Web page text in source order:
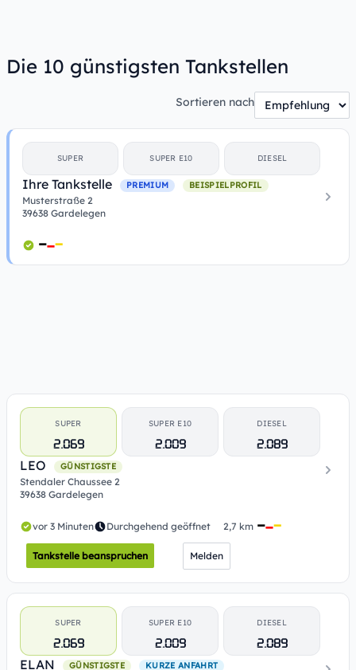
Die 10 günstigsten Tankstellen
Sortieren nach
SUPER SUPER E10 DIESEL
Ihre Tankstelle PREMIUM BEISPIELPROFIL
Musterstraße 2
39638 Gardelegen
SUPER
2.069
SUPER E10
2.009
DIESEL
2.089
LEO
GÜNSTIGSTE
Stendaler Chaussee 2
39638 Gardelegen
vor 3 Minuten Durchgehend geöffnet 2,7 km
Tankstelle beanspruchen Melden
SUPER
2.069
SUPER E10
2.009
DIESEL
2.089
ELAN
GÜNSTIGSTE KURZE ANFAHRT